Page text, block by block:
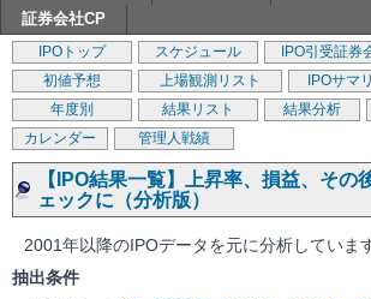
証券会社CP
IPOトップ スケジュール
IPO引受証券
初値予想
上場観測リスト
IPOサマ
年度別
結果リスト 結果分析
カレンダー
管理人戦績
【IPO結果一覧】上昇率、損益、その
ェックに（分析版）
2001年以降のIPOデータを元に分析しています
抽出条件